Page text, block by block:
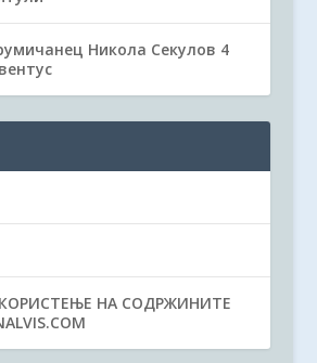
Никола Секулов 4
НА СОДРЖИНИТЕ